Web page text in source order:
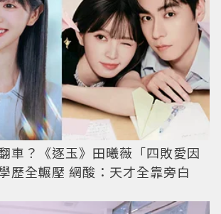
車？《逐玉》田曦薇「四敗愛因
歷全輾壓 網酸：天才全靠旁白